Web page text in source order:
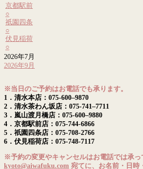
京都駅前
○
祇園四条
○
伏見稲荷
○
2026年7月
2026年9月
※当日のご予約はお電話でも承ります。
1．清水本店：075-600–9870
2．清水茶わん坂店：075-741–7711
3．嵐山渡月橋店：075-600–9880
4．京都駅前店：075-744-6866
5．祇園四条店：075-708-2766
6．伏見稲荷店：075-748-7117
※予約の変更やキャンセルはお電話では承
kyoto@aiwafuku.com 宛てに、お名前・日時